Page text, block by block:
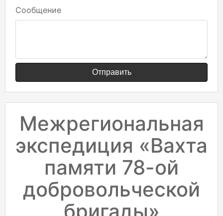
Сообщение
Отправить
Межрегиональная
экспедиция «Вахта
памяти 78-ой
добровольческой